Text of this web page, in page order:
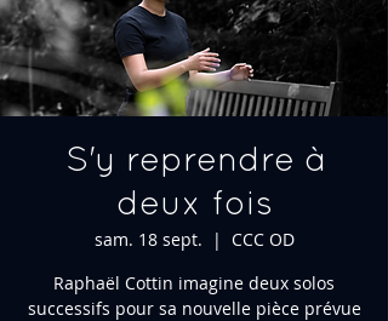
S'y reprendre à
deux fois
sam. 18 sept.
  |
CCC OD
Raphaël Cottin imagine deux solos
successifs pour sa nouvelle pièce prévue